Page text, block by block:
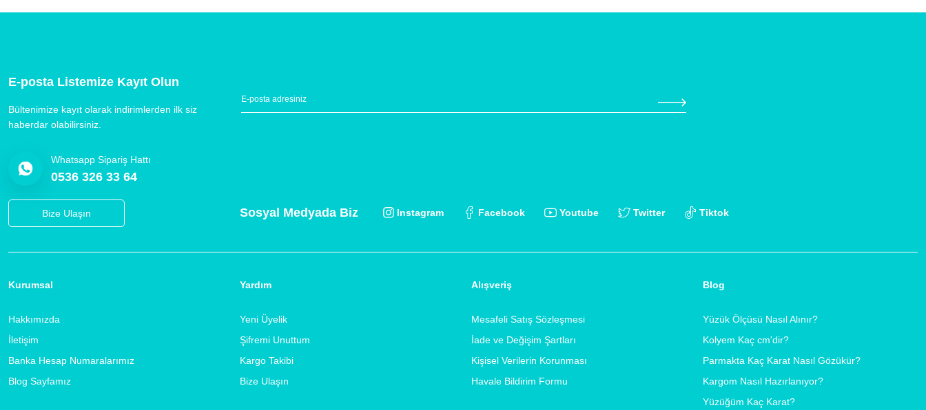
E-posta Listemize Kayıt Olun
Bültenimize kayıt olarak indirimlerden ilk siz
haberdar olabilirsiniz.
Whatsapp Sipariş Hattı
0536 326 33 64
Bize Ulaşın Sosyal Medyada Biz Instagram Facebook Youtube Twitter Tiktok
Kurumsal
Hakkımızda
İletişim
Banka Hesap Numaralarımız
Blog Sayfamız
Yardım
Yeni Üyelik
Şifremi Unuttum
Kargo Takibi
Bize Ulaşın
Alışveriş
Mesafeli Satış Sözleşmesi
İade ve Değişim Şartları
Kişisel Verilerin Korunması
Havale Bildirim Formu
Blog
Yüzük Ölçüsü Nasıl Alınır?
Kolyem Kaç cm'dir?
Parmakta Kaç Karat Nasıl Gözükür?
Kargom Nasıl Hazırlanıyor?
Yüzüğüm Kaç Karat?